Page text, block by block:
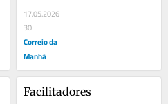
17.05.2026
30
Correio da
Manhã
Facilitadores